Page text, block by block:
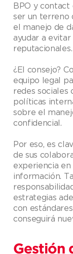
BPO y contact
ser un terreno
el manejo de
ayudar a
reputacionales.
¿El consejo?
equipo legal
redes sociales
políticas
sobre el
confidencial.
Por eso, es
de sus
experiencia
información.
estrategias
con
conseguirá
Gestión